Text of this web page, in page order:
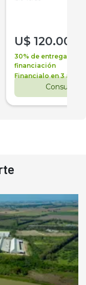
U$ 120.000
30% de entrega +
financiación
Financialo en 3 años
Consultar